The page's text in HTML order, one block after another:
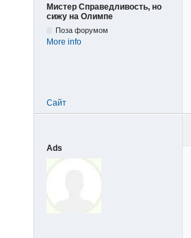
Мистер Справедливость, но
сижу на Олимпе
Поза форумом
More info
Сайт
Ads